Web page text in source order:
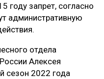
году запрет, согласно
административную
отдела
Алексея
сезон 2022 года